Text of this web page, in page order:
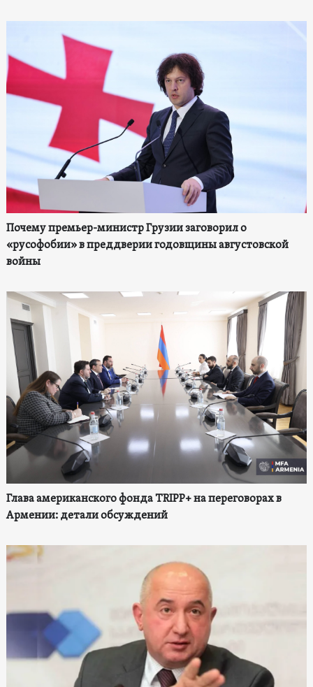
Почему премьер-министр Грузии заговорил о
«русофобии» в преддверии годовщины августовской
войны
Глава американского фонда TRIPP+ на переговорах в
Армении: детали обсуждений